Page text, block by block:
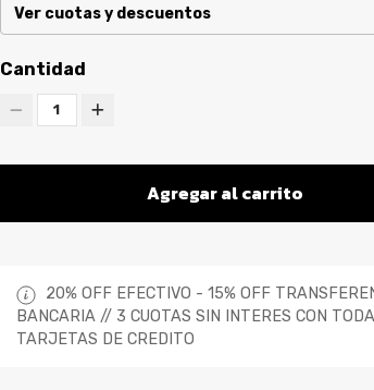
Ver cuotas y descuentos
Cantidad
1
Agregar al carrito
20% OFF EFECTIVO - 15% OFF
BANCARIA // 3 CUOTAS SIN INTERES CON
TARJETAS DE CREDITO